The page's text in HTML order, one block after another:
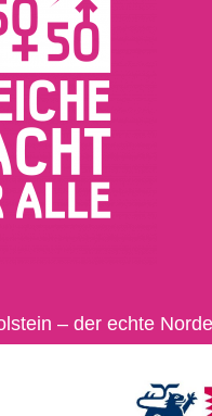
– der echte